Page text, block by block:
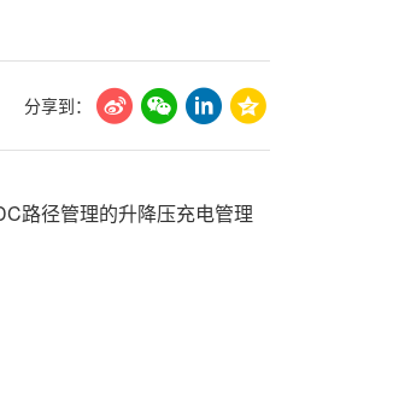
国临床肿瘤学会(ASCO)
分享到：
路径管理的升降压充电管理